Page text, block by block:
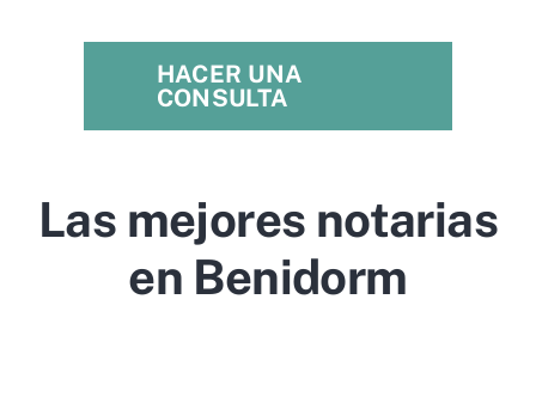
HACER UNA
CONSULTA
Las mejores notarias
en Benidorm